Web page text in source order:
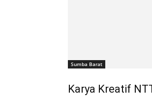
Sumba Barat
Karya Kreatif